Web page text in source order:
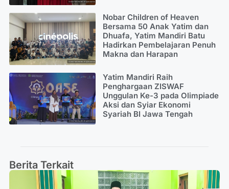
Nobar Children of Heaven
Bersama 50 Anak Yatim dan
Dhuafa, Yatim Mandiri Batu
Hadirkan Pembelajaran Penuh
Makna dan Harapan
Yatim Mandiri Raih
Penghargaan ZISWAF
Unggulan Ke-3 pada Olimpiade
Aksi dan Syiar Ekonomi
Syariah BI Jawa Tengah
Berita Terkait